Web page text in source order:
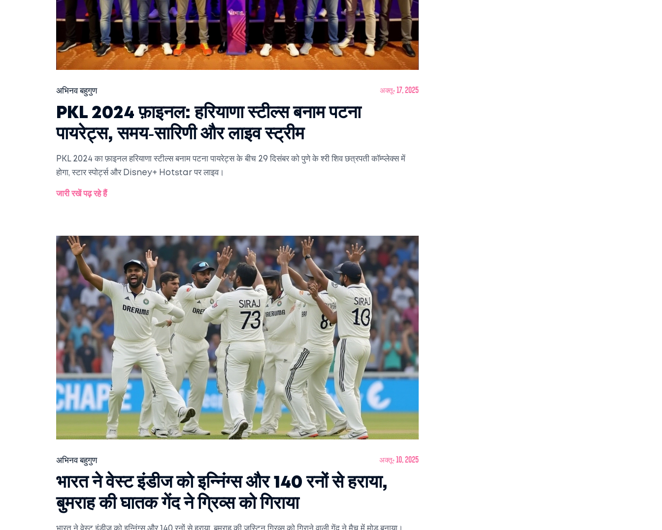
अभिनव बहुगुण अक्तू॰ 17, 2025
PKL 2024 फ़ाइनल: हरियाणा स्‍टील्स बनाम पटना
पायरेट्स, समय‑सारिणी और लाइव स्ट्रीम
PKL 2024 का फ़ाइनल हरियाणा स्‍टील्स बनाम पटना पायरेट्स के बीच 29 दिसंबर को पुणे के श्‍री शिव छत्रपती कॉम्प्लेक्स में
होगा, स्टार स्पोर्ट्स और Disney+ Hotstar पर लाइव।
जारी रखें पढ़ रहे हैं
अभिनव बहुगुण अक्तू॰ 10, 2025
भारत ने वेस्ट इंडीज को इन्निंग्स और 140 रनों से हराया,
बुमराह की घातक गेंद ने ग्रिव्स को गिराया